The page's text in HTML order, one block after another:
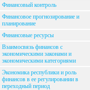
Финансовый контроль
Финансовое прогнозирование и
планирование
Финансовые ресурсы
Взаимосвязь финансов с
экономическими законами и
экономическими категориями
Экономика республики и роль
финансов в ее регулировании в
переходный период